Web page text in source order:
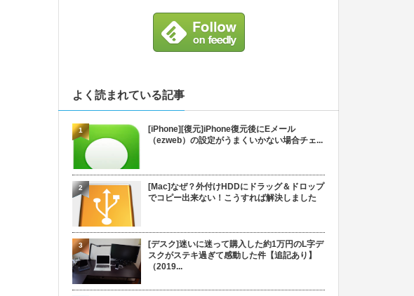
よく読まれている記事
[iPhone][復元]iPhone復元後にEメール
（ezweb）の設定がうまくいかない場合チェ...
1
[Mac]なぜ？外付けHDDにドラッグ＆ドロップ
でコピー出来ない！こうすれば解決しました
2
[デスク]迷いに迷って購入した約1万円のL字デ
スクがステキ過ぎて感動した件【追記あり】
（2019...
3